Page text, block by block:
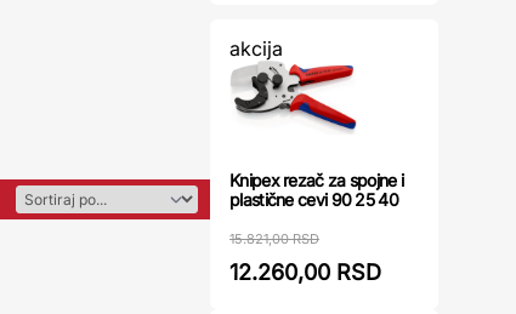
akcija
Knipex rezač za spojne i
plastične cevi 90 25 40
15.821,00 RSD
12.260,00 RSD